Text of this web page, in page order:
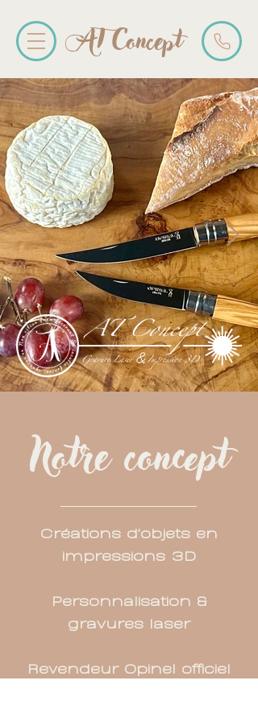
AT Concept
Notre concept
Créations d'objets en
impressions 3D
Personnalisation &
gravures laser
Revendeur Opinel officiel